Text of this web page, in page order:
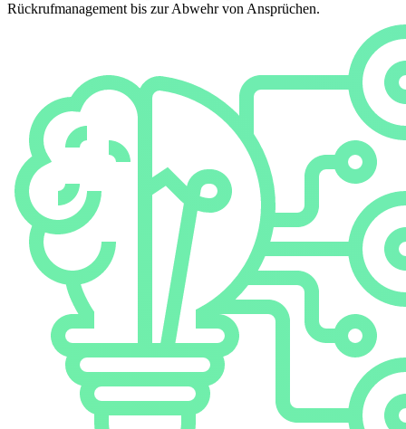
Rückrufmanagement bis zur Abwehr von Ansprüchen.